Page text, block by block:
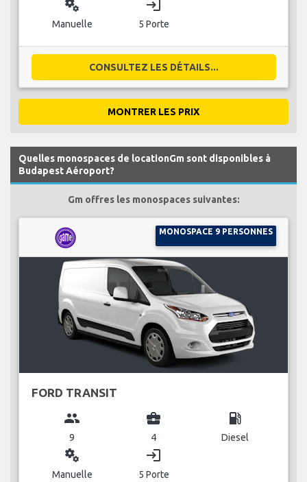
miscellaneous_services
Manuelle
login
5 Porte
CONSULTEZ LES DÉTAILS...
MONTRER LES PRIX
Quelles monospaces de locationGm sont disponibles à
Budapest Aéroport?
Gm offres les monospaces suivantes:
MONOSPACE 9 PERSONNES
FORD TRANSIT
group
9
business_center
4
local_gas_station
Diesel
miscellaneous_services
Manuelle
login
5 Porte